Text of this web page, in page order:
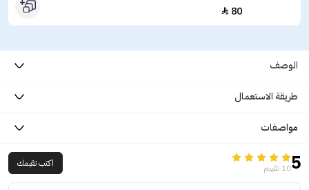
80

الوصف
طريقة الاستعمال
مواصفات
510 تقييم اكتب تقيمك